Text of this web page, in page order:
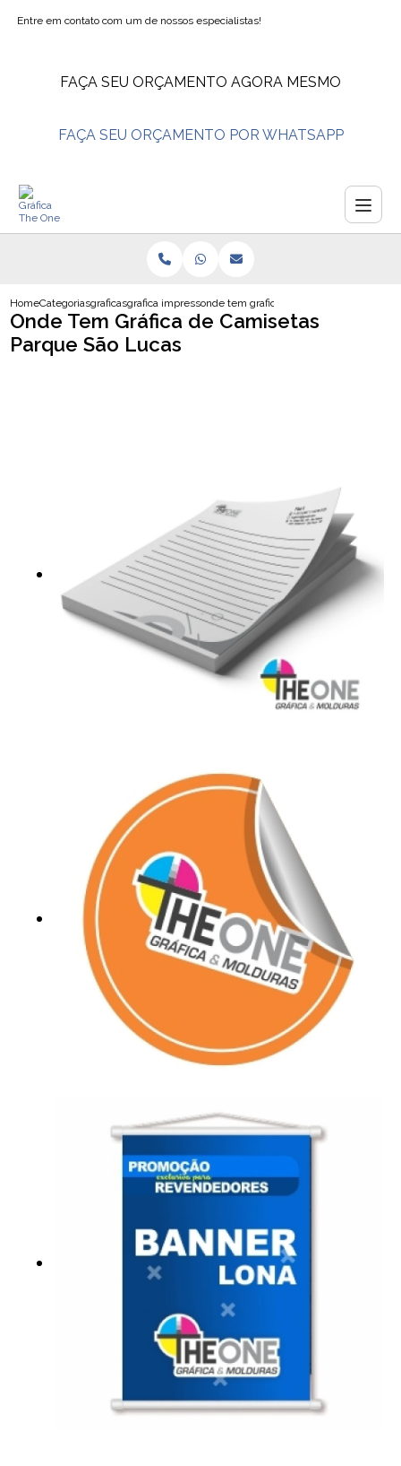
Entre em contato com um de nossos especialistas!
FAÇA SEU ORÇAMENTO AGORA MESMO
FAÇA SEU ORÇAMENTO POR WHATSAPP
HomeCategoriasgraficasgrafica impressaoonde tem grafica de camisetas parque
Onde Tem Gráfica de Camisetas
Parque São Lucas